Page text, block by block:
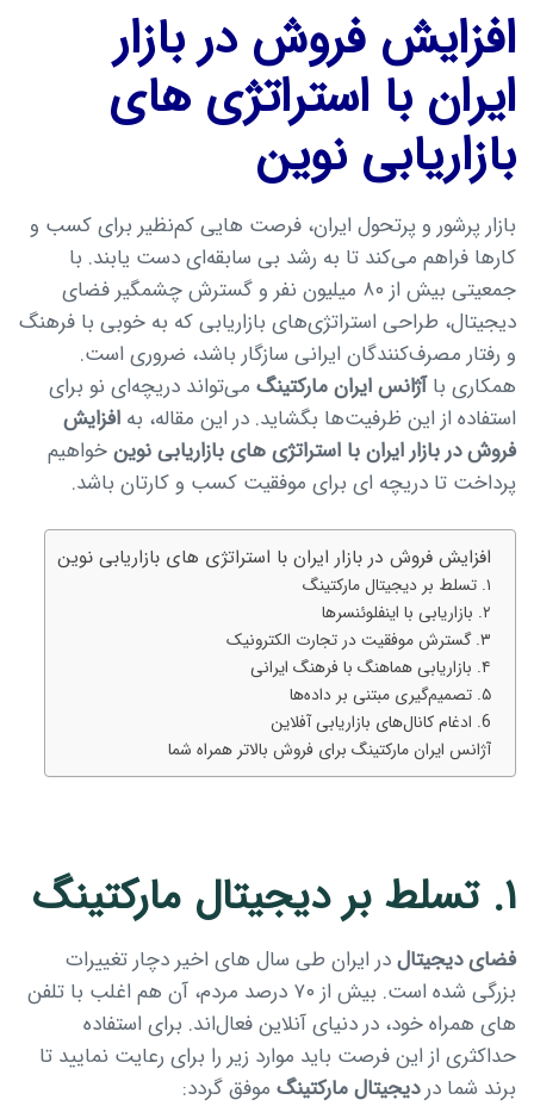
Type and hit enter
افزایش فروش در بازار
ایران با استراتژی های
بازاریابی نوین
بازار پرشور و پرتحول ایران، فرصت هایی کم‌نظیر برای کسب و
کارها فراهم می‌کند تا به رشد بی سابقه‌ای دست یابند. با
جمعیتی بیش از ۸۰ میلیون نفر و گسترش چشمگیر فضای
دیجیتال، طراحی استراتژی‌های بازاریابی که به خوبی با فرهنگ
و رفتار مصرف‌کنندگان ایرانی سازگار باشد، ضروری است.
همکاری باآژانس ایران مارکتینگ می‌تواند دریچه‌ای نو برای
استفاده از این ظرفیت‌ها بگشاید. در این مقاله، به افزایش
فروش در بازار ایران با استراتژی های بازاریابی نوینخواهیم
پرداخت تا دریچه ای برای موفقیت کسب و کارتان باشد.
افزایش فروش در بازار ایران با استراتژی های بازاریابی نوین
۱. تسلط بر دیجیتال مارکتینگ
۲. بازاریابی با اینفلوئنسرها
۳. گسترش موفقیت در تجارت الکترونیک
۴. بازاریابی هماهنگ با فرهنگ ایرانی
۵. تصمیم‌گیری مبتنی بر داده‌ها
6. ادغام کانال‌های بازاریابی آفلاین
آژانس ایران مارکتینگ برای فروش بالاتر همراه شما
۱. تسلط بر دیجیتال مارکتینگ
فضای دیجیتالدر ایران طی سال های اخیر دچار تغییرات
بزرگی شده است. بیش از ۷۰ درصد مردم، آن هم اغلب با تلفن
های همراه خود، در دنیای آنلاین فعال‌اند. برای استفاده
حداکثری از این فرصت باید موارد زیر را برای رعایت نمایید تا
برند شما دردیجیتال مارکتینگ موفق گردد: